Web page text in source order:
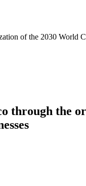
of the 2030 World
through the